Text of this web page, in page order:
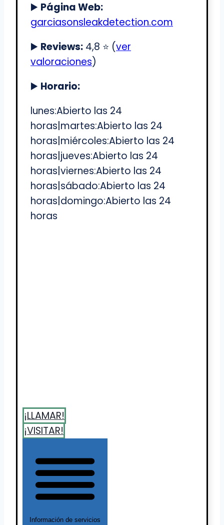
▶️ Página Web:
garciasonsleakdetection.com
▶️ Reviews: 4,8 ⭐️ (ver
valoraciones)
▶️ Horario:
lunes:Abierto las 24
horas|martes:Abierto las 24
horas|miércoles:Abierto las 24
horas|jueves:Abierto las 24
horas|viernes:Abierto las 24
horas|sábado:Abierto las 24
horas|domingo:Abierto las 24
horas
¡LLAMAR!
¡VISITAR!
Información de servicios